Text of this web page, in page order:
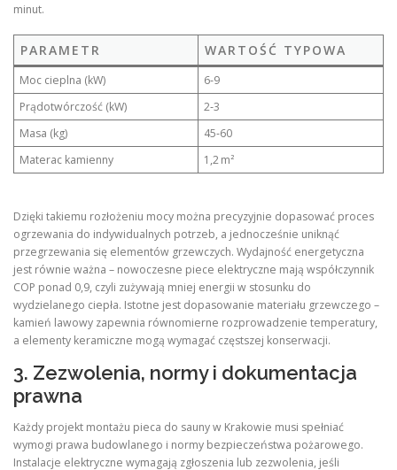
minut.
PARAMETR WARTOŚĆ TYPOWA
Moc cieplna (kW)
6‑9
Prądotwórczość (kW)
2‑3
Masa (kg)
45‑60
Materac kamienny
1,2 m²
Dzięki takiemu rozłożeniu mocy można precyzyjnie dopasować proces
ogrzewania do indywidualnych potrzeb, a jednocześnie uniknąć
przegrzewania się elementów grzewczych. Wydajność energetyczna
jest równie ważna – nowoczesne piece elektryczne mają współczynnik
COP ponad 0,9, czyli zużywają mniej energii w stosunku do
wydzielanego ciepła. Istotne jest dopasowanie materiału grzewczego –
kamień lawowy zapewnia równomierne rozprowadzenie temperatury,
a elementy keramiczne mogą wymagać częstszej konserwacji.
3. Zezwolenia, normy i dokumentacja
prawna
Każdy projekt montażu pieca do sauny w Krakowie musi spełniać
wymogi prawa budowlanego i normy bezpieczeństwa pożarowego.
Instalacje elektryczne wymagają zgłoszenia lub zezwolenia, jeśli